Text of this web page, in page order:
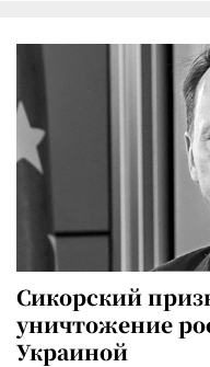
Сикорский
уничтожение
Украиной